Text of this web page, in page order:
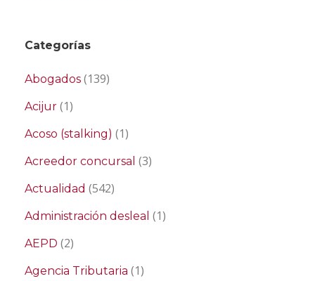
Categorías
Abogados (139)
Acijur (1)
Acoso (stalking) (1)
Acreedor concursal (3)
Actualidad (542)
Administración desleal (1)
AEPD (2)
Agencia Tributaria (1)